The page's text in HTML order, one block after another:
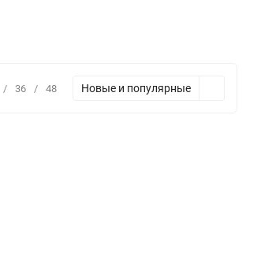
/ 36 / 48 Новые и популярные